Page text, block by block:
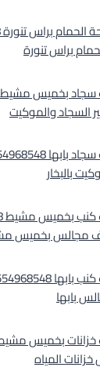
براس تنورة
السجاد والموكيت
بالبخار
مجالس بخميس
بابها
المياه